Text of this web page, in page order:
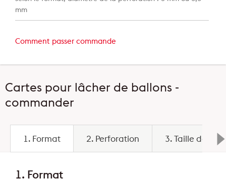
mm
Comment passer commande
Cartes pour lâcher de ballons -
commander
1. Format 2. Perforation 3. Taille de la
1. Format